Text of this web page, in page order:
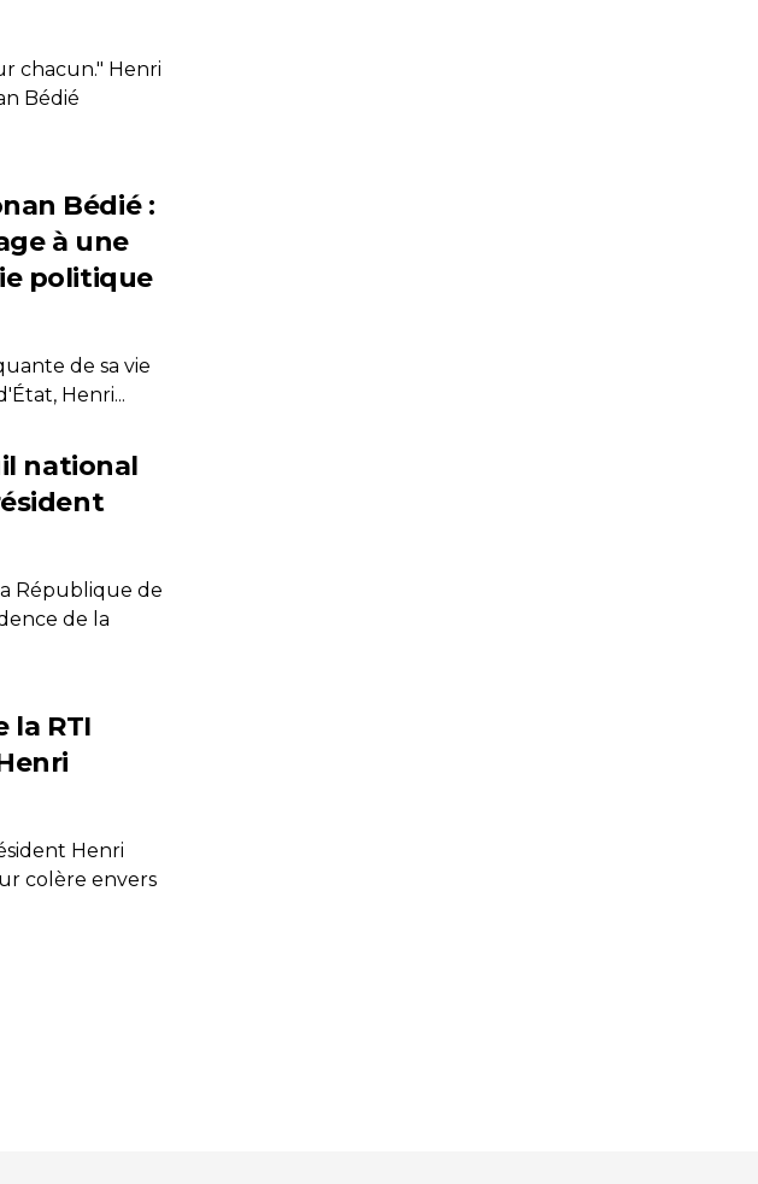
chacun." Henri
Bédié
Bédié :
à une
politique
de sa vie
Henri...
national
République de
de la
la RTI
Henri
colère envers